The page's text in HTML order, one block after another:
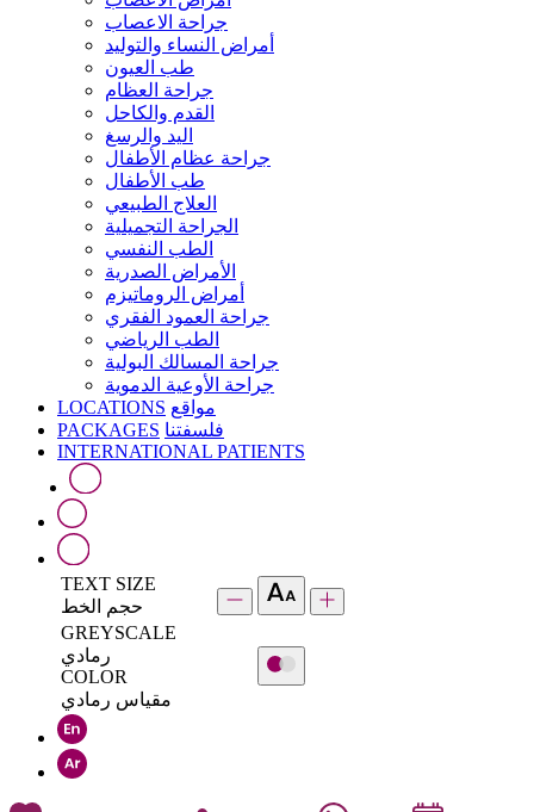
جراحة الاعصاب
أمراض النساء والتوليد
طب العيون
جراحة العظام
القدم والكاحل
اليد والرسغ
جراحة عظام الأطفال
طب الأطفال
العلاج الطبيعي
الجراحة التجميلية
الطب النفسي
الأمراض الصدرية
أمراض الروماتيزم
جراحة العمود الفقري
الطب الرياضي
جراحة المسالك البولية
جراحة الأوعية الدموية
LOCATIONS مواقع
PACKAGES فلسفتنا
INTERNATIONAL PATIENTS
TEXT SIZE
حجم الخط
GREYSCALE
رمادي
COLOR
مقياس رمادي